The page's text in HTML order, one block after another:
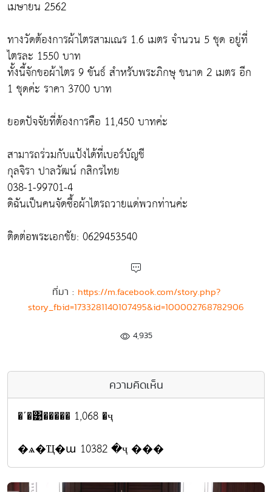
เมษายน 2562
ทางวัดต้องการผ้าไตรสามเณร 1.6 เมตร จำนวน 5 ชุด อยู่ที่
ไตรละ 1550 บาท
ทั้งนี้จักขอผ้าไตร 9 ขันธ์ สำหรับพระภิกษุ ขนาด 2 เมตร อีก
1 ชุดค่ะ ราคา 3700 บาท
ยอดปัจจัยที่ต้องการคือ 11,450 บาทค่ะ
สามารถร่วมกับแป้งได้ที่เบอร์บัญชี
กุลจิรา ปาลวัฒน์ กสิกรไทย
038-1-99701-4
ดิฉันเป็นคนจัดซื้อผ้าไตรถวายแด่พวกท่านค่ะ
ติดต่อพระเอกชัย: 0629453540
ที่มา : https://m.facebook.com/story.php?
story_fbid=1733281140107495&id=100002768782906
4,935
ความคิดเห็น
�ʹ�͹����� 1,068 �ҷ
�ѧ�Ҵ�ա 10382 �ҷ ���